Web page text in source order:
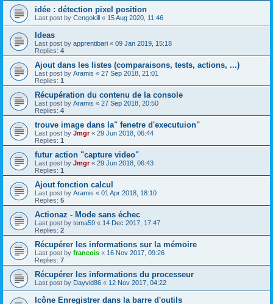
idée : détection pixel position
Last post by Cengokill « 15 Aug 2020, 11:46
Ideas
Last post by apprentibari « 09 Jan 2019, 15:18
Replies: 4
Ajout dans les listes (comparaisons, tests, actions, ...)
Last post by Aramis « 27 Sep 2018, 21:01
Replies: 1
Récupération du contenu de la console
Last post by Aramis « 27 Sep 2018, 20:50
Replies: 4
trouve image dans la" fenetre d'executuion"
Last post by Jmgr« 29 Jun 2018, 06:44
Replies: 1
futur action "capture video"
Last post by Jmgr« 29 Jun 2018, 06:43
Replies: 1
Ajout fonction calcul
Last post by Aramis « 01 Apr 2018, 18:10
Replies: 5
Actionaz - Mode sans échec
Last post by tema59 « 14 Dec 2017, 17:47
Replies: 2
Récupérer les informations sur la mémoire
Last post by francois « 16 Nov 2017, 09:26
Replies: 7
Récupérer les informations du processeur
Last post by Dayvid86 « 12 Nov 2017, 04:22
Icône Enregistrer dans la barre d'outils